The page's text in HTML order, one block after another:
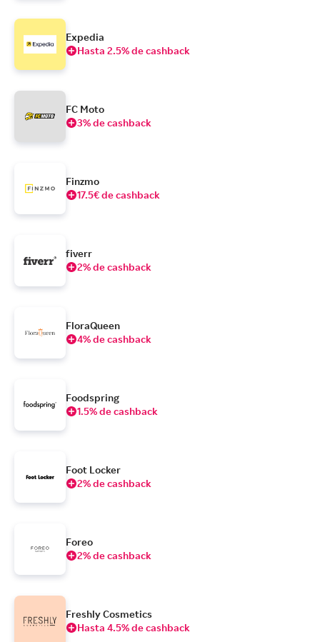
Expedia
Hasta 2.5% de cashback
FC Moto
3% de cashback
Finzmo
17.5€ de cashback
fiverr
2% de cashback
FloraQueen
4% de cashback
Foodspring
1.5% de cashback
Foot Locker
2% de cashback
Foreo
2% de cashback
Freshly Cosmetics
Hasta 4.5% de cashback